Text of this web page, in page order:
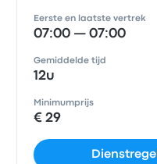
Eerste en laatste vertrek
07:00 — 07:00
Gemiddelde tijd
12u
Minimumprijs
€ 29